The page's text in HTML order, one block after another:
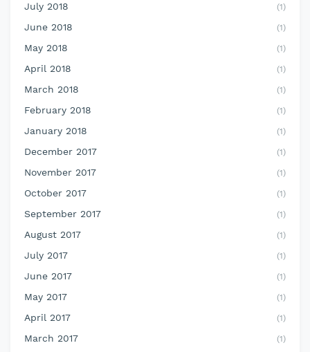
July 2018 (1)
June 2018 (1)
May 2018 (1)
April 2018 (1)
March 2018 (1)
February 2018 (1)
January 2018 (1)
December 2017 (1)
November 2017 (1)
October 2017 (1)
September 2017 (1)
August 2017 (1)
July 2017 (1)
June 2017 (1)
May 2017 (1)
April 2017 (1)
March 2017 (1)